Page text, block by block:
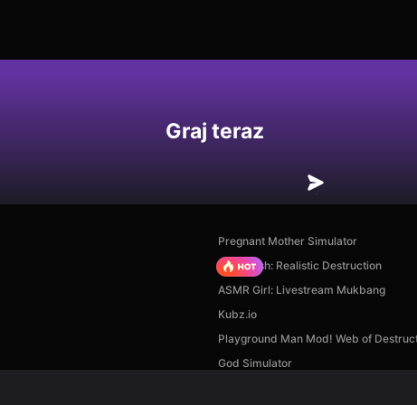
Graj teraz
Pregnant Mother Simulator
Car Crush: Realistic Destruction
ASMR Girl: Livestream Mukbang
Kubz.io
Playground Man Mod! Web of
God Simulator